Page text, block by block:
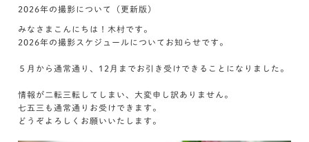
2026年の撮影について（更新版）
みなさまこんにちは！木村です。
2026年の撮影スケジュールについてお知らせです。
５月から通常通り、12月までお引き受けできることになりました。
情報が二転三転してしまい、大変申し訳ありません。
七五三も通常通りお受けできます。
どうぞよろしくお願いいたします。